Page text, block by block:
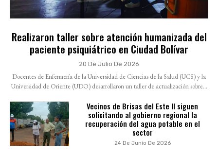
Realizaron taller sobre atención humanizada del
paciente psiquiátrico en Ciudad Bolívar
20 De Julio De 2026
Docentes de Enfermería de la Universidad de Ciencias de la Salud (UCS) y la
Universidad de Oriente (UDO) desarrollaron un taller de actualización sobre...
Vecinos de Brisas del Este II siguen
solicitando al gobierno regional la
recuperación del agua potable en el
sector
24 De Junio De 2026